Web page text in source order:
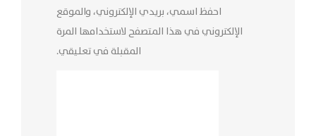
احفظ اسمي، بريدي الإلكتروني، والموقع
الإلكتروني في هذا المتصفح لاستخدامها المرة
المقبلة في تعليقي.